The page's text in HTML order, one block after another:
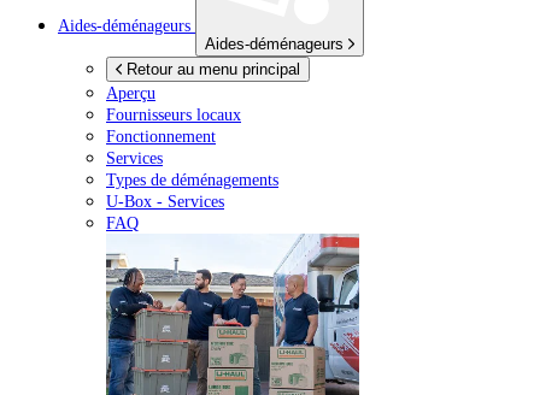
Aides-déménageurs
Aides-déménageurs
Retour au menu principal
Aperçu
Fournisseurs locaux
Fonctionnement
Services
Types de déménagements
U-Box - Services
FAQ